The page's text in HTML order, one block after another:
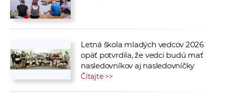
Letná škola mladých vedcov 2026
opäť potvrdila, že vedci budú mať
nasledovníkov aj nasledovníčky
Čítajte >>